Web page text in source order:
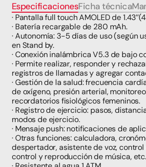
EspecificacionesFicha técnica
· Pantalla full touch AMOLED de
· Batería recargable de 280 mAh.
· Autonomía: 3-5 días de uso (según
en Stand by.
· Conexión inalámbrica V5.3 de bajo
· Permite realizar, responder y
registros de llamadas y agregar
· Gestión de la salud: frecuencia
de oxígeno, presión arterial,
recordatorios fisiológicos femeninos.
· Registro de ejercicio: pasos,
modos de ejercicio.
· Mensaje push: notificaciones de
· Otras funciones: calculadora,
despertador, asistente de voz, control
control y reproducción de música, etc.